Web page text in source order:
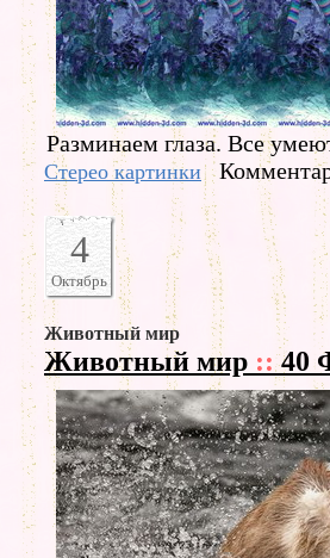
Разминаем глаза. Все
Стерео картинки
4
Октябрь
Животный мир
Животный мир ::40